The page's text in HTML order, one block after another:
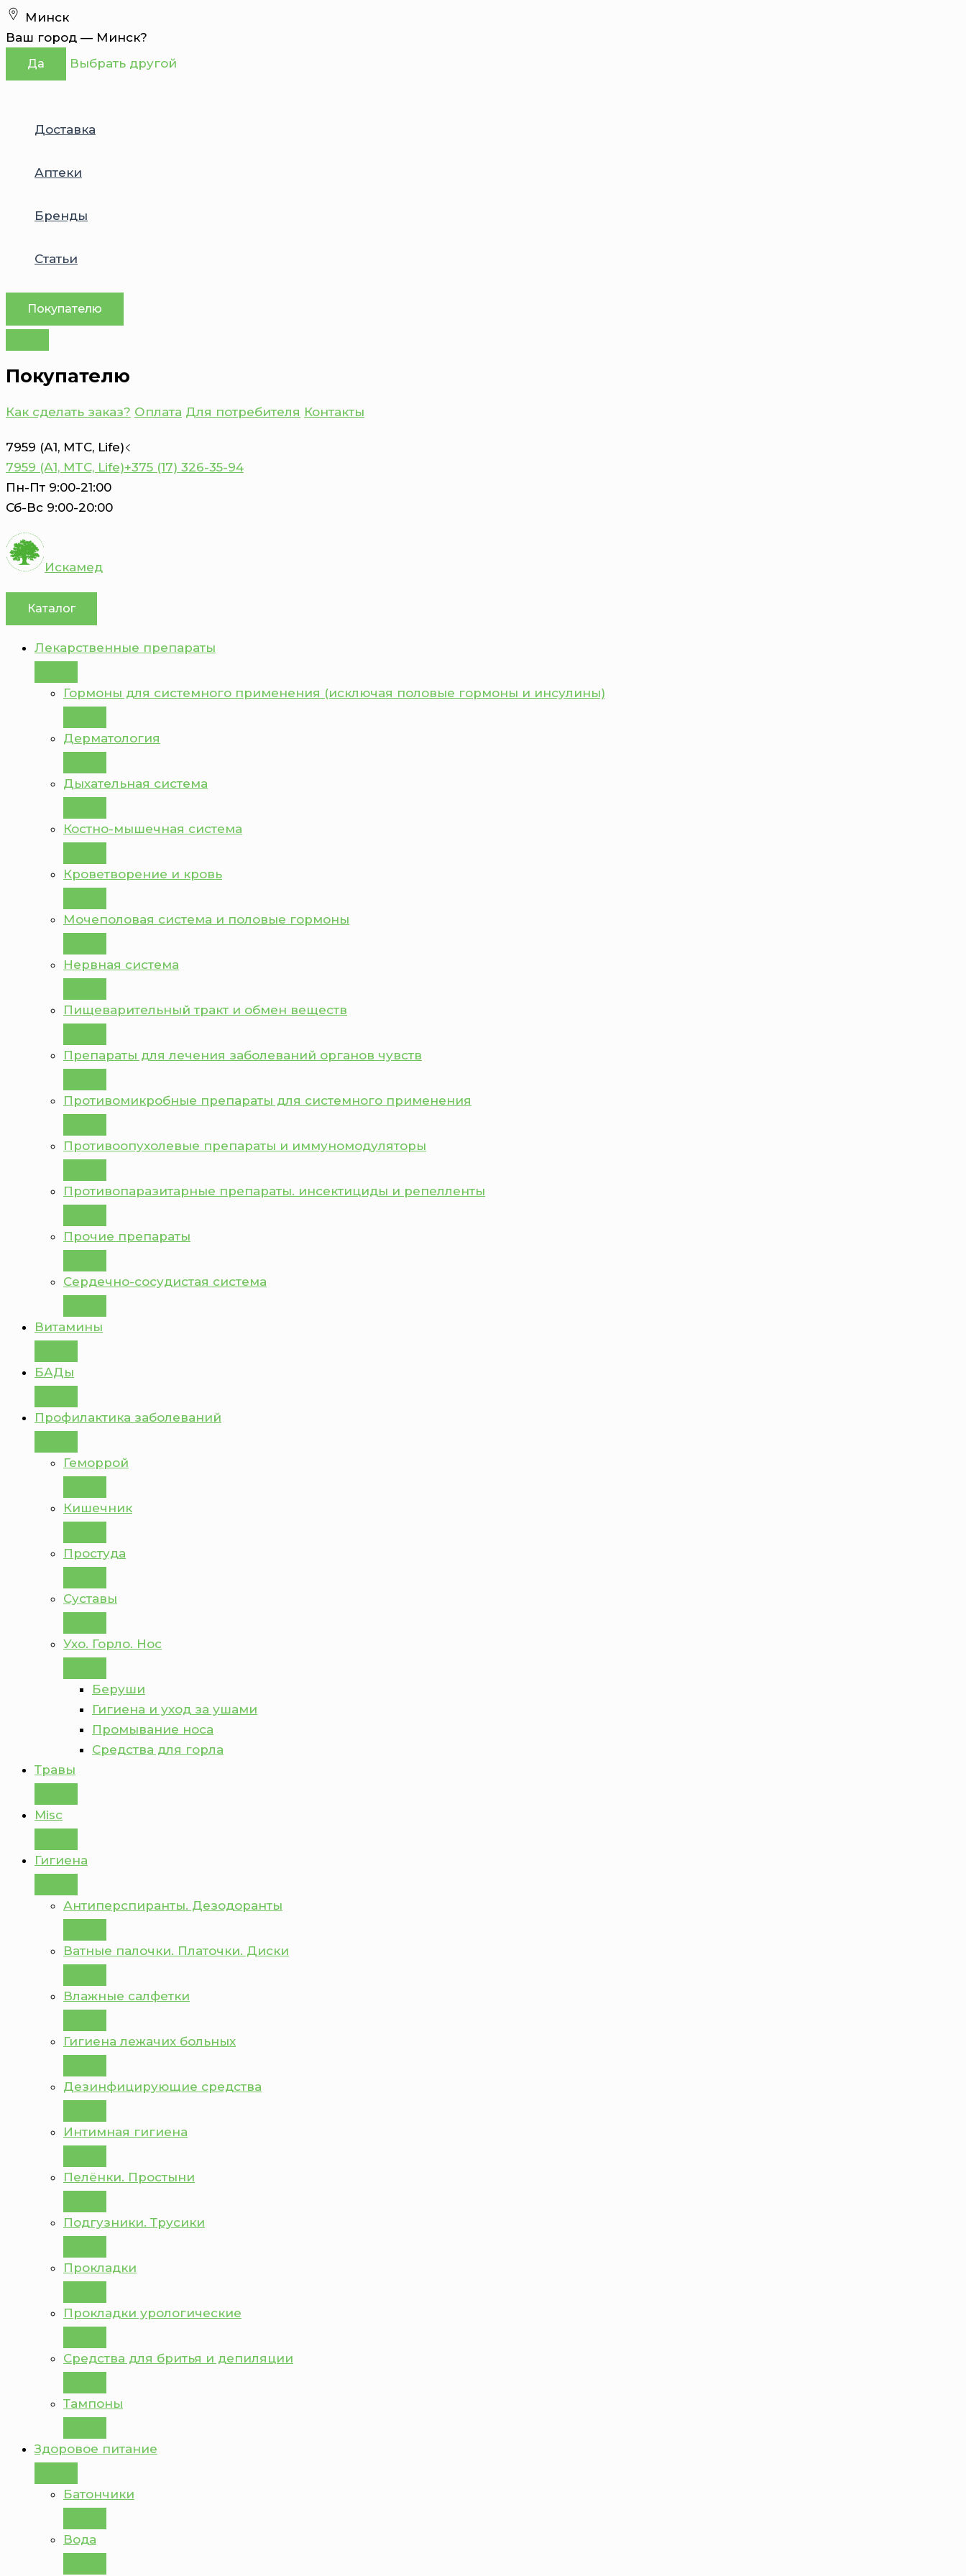
Перейти
к
содержимому
Минск
Ваш город — Минск?
Да Выбрать другой
Доставка
Аптеки
Бренды
Статьи
Покупателю
Покупателю
Как сделать заказ? Оплата Для потребителя Контакты
7959 (А1, MTC, Life)
7959 (А1, MTC, Life)+375 (17) 326-35-94
Пн-Пт 9:00-21:00
Сб-Вс 9:00-20:00
Искамед
Каталог
Лекарственные препараты
Гормоны для системного применения (исключая половые гормоны и инсулины)
Дерматология
Дыхательная система
Костно-мышечная система
Кроветворение и кровь
Мочеполовая система и половые гормоны
Нервная система
Пищеварительный тракт и обмен веществ
Препараты для лечения заболеваний органов чувств
Противомикробные препараты для системного применения
Противоопухолевые препараты и иммуномодуляторы
Противопаразитарные препараты. инсектициды и репелленты
Прочие препараты
Сердечно-сосудистая система
Витамины
БАДы
Профилактика заболеваний
Геморрой
Кишечник
Простуда
Суставы
Ухо. Горло. Нос
Беруши
Гигиена и уход за ушами
Промывание носа
Средства для горла
Травы
Misc
Гигиена
Антиперспиранты. Дезодоранты
Ватные палочки. Платочки. Диски
Влажные салфетки
Гигиена лежачих больных
Дезинфицирующие средства
Интимная гигиена
Пелёнки. Простыни
Подгузники. Трусики
Прокладки
Прокладки урологические
Средства для бритья и депиляции
Тампоны
Здоровое питание
Батончики
Вода